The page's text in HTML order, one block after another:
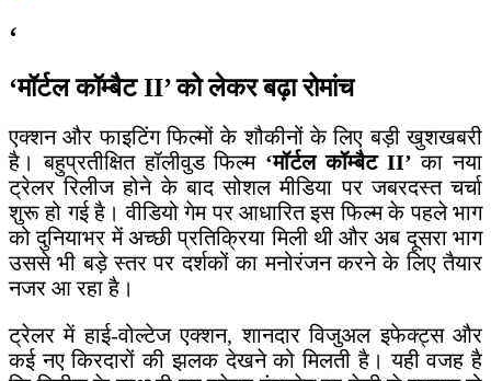
‘
‘मॉर्टल कॉम्बैट II’ को लेकर बढ़ा रोमांच
एक्शन और फाइटिंग फिल्मों के शौकीनों के लिए बड़ी खुशखबरी
है। बहुप्रतीक्षित हॉलीवुड फिल्म ‘मॉर्टल कॉम्बैट II’ का नया
ट्रेलर रिलीज होने के बाद सोशल मीडिया पर जबरदस्त चर्चा
शुरू हो गई है। वीडियो गेम पर आधारित इस फिल्म के पहले भाग
को दुनियाभर में अच्छी प्रतिक्रिया मिली थी और अब दूसरा भाग
उससे भी बड़े स्तर पर दर्शकों का मनोरंजन करने के लिए तैयार
नजर आ रहा है।
ट्रेलर में हाई-वोल्टेज एक्शन, शानदार विजुअल इफेक्ट्स और
कई नए किरदारों की झलक देखने को मिलती है। यही वजह है